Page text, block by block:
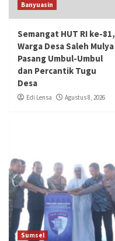
Banyuasin
Semangat HUT RI ke-81,
Warga Desa Saleh Mulya
Pasang Umbul-Umbul
dan Percantik Tugu
Desa
Edi Lensa Agustus 8, 2026
Sumsel